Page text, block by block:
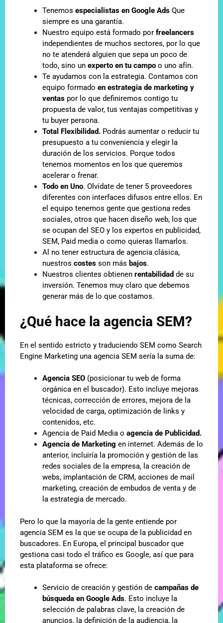
Tenemos especialistas en Google Ads Que
siempre es una garantía.
Nuestro equipo está formado por freelancers
independientes de muchos sectores, por lo que
no te atenderá alguien que sepa un poco de
todo, sino un experto en tu campo o uno afín.
Te ayudamos con la estrategia. Contamos con
equipo formado en estrategia de marketing y
ventas por lo que definiremos contigo tu
propuesta de valor, tus ventajas competitivas y
tu buyer persona.
Total Flexibilidad. Podrás aumentar o reducir tu
presupuesto a tu conveniencia y elegir la
duración de los servicios. Porque todos
tenemos momentos en los que queremos
acelerar o frenar.
Todo en Uno. Olvídate de tener 5 proveedores
diferentes con interfaces difusos entre ellos. En
el equipo tenemos gente que gestiona redes
sociales, otros que hacen diseño web, los que
se ocupan del SEO y los expertos en publicidad,
SEM, Paid media o como quieras llamarlos.
Al no tener estructura de agencia clásica,
nuestros costes son más bajos.
Nuestros clientes obtienen rentabilidad de su
inversión. Tenemos muy claro que debemos
generar más de lo que costamos.
¿Qué hace la agencia SEM?
En el sentido estricto y traduciendo SEM como Search
Engine Marketing una agencia SEM sería la suma de:
Agencia SEO (posicionar tu web de forma
orgánica en el buscador). Esto incluye mejoras
técnicas, corrección de errores, mejora de la
velocidad de carga, optimización de links y
contenidos, etc.
Agencia de Paid Media o agencia de Publicidad.
Agencia de Marketing en internet. Además de lo
anterior, incluiría la promoción y gestión de las
redes sociales de la empresa, la creación de
webs, implantación de CRM, acciones de mail
marketing, creación de embudos de venta y de
la estrategia de mercado.
Pero lo que la mayoría de la gente entiende por
agencia SEM es la que se ocupa de la publicidad en
buscadores. En Europa, el principal buscador que
gestiona casi todo el tráfico es Google, así que para
esta plataforma se ofrece:
Servicio de creación y gestión de campañas de
búsqueda en Google Ads. Esto incluye la
selección de palabras clave, la creación de
anuncios, la definición de la audiencia, la